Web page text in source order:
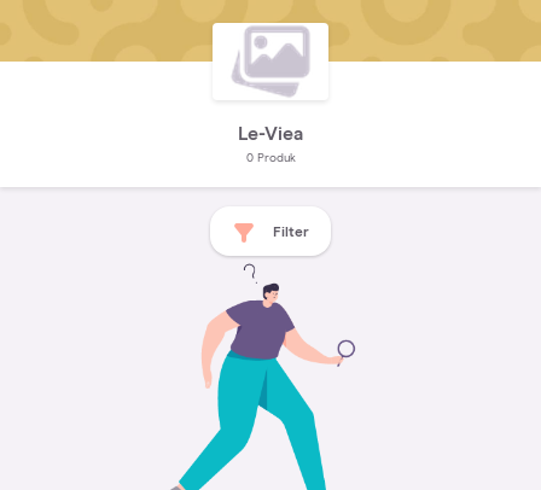
Le-Viea
0Produk
Filter